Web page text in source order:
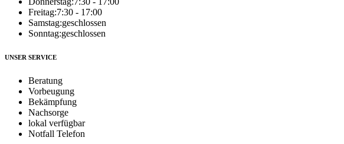
Freitag:7:30 - 17:00
Samstag:geschlossen
Sonntag:geschlossen
UNSER SERVICE
Beratung
Vorbeugung
Bekämpfung
Nachsorge
lokal verfügbar
Notfall Telefon